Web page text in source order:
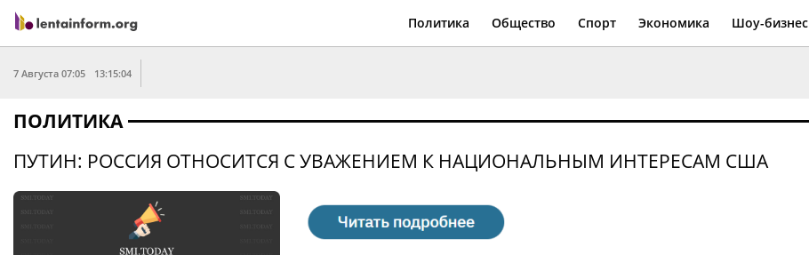
Политика Общество Спорт Экономика Шоу-бизнес
7 Августа 07:05 13:15:04
ПОЛИТИКА
ПУТИН: РОССИЯ ОТНОСИТСЯ С УВАЖЕНИЕМ К НАЦИОНАЛЬНЫМ ИНТЕРЕСАМ США